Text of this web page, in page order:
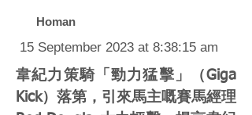
Homan
15 September 2023 at 8:38:15 am
韋紀力策騎「勁力猛擊」（Giga
Kick）落第，引來馬主嘅賽馬經理